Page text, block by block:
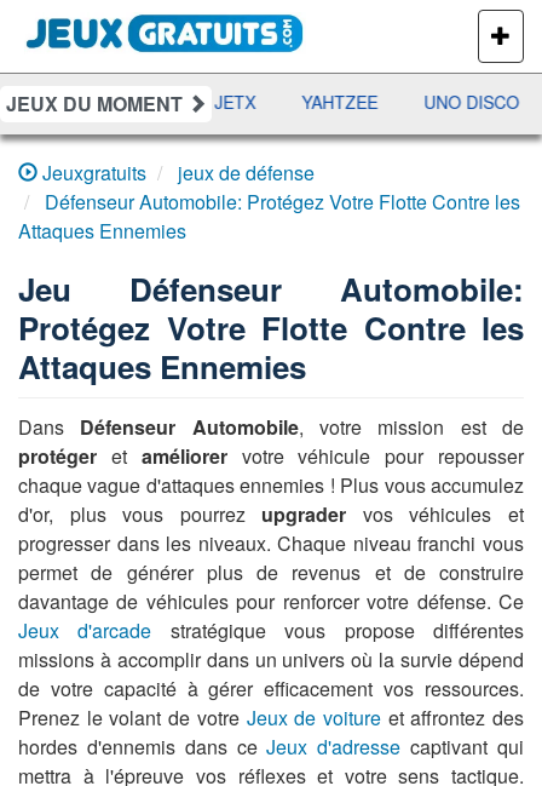
PLUS
DE
JEUX
JEUX DU MOMENT
DAMES RAMI JETX YAHTZEE UNO DISCO
Jeuxgratuits
jeux de défense
Défenseur Automobile: Protégez Votre Flotte Contre les
Attaques Ennemies
Jeu Défenseur Automobile:
Protégez Votre Flotte Contre les
Attaques Ennemies
Dans Défenseur Automobile, votre mission est de
protéger et améliorervotre véhicule pour repousser
chaque vague d'attaques ennemies ! Plus vous accumulez
d'or, plus vous pourrez upgrader vos véhicules et
progresser dans les niveaux. Chaque niveau franchi vous
permet de générer plus de revenus et de construire
davantage de véhicules pour renforcer votre défense. Ce
Jeux d'arcade stratégique vous propose différentes
missions à accomplir dans un univers où la survie dépend
de votre capacité à gérer efficacement vos ressources.
Prenez le volant de votre Jeux de voitureet affrontez des
hordes d'ennemis dans ceJeux d'adresse captivant qui
mettra à l'épreuve vos réflexes et votre sens tactique.